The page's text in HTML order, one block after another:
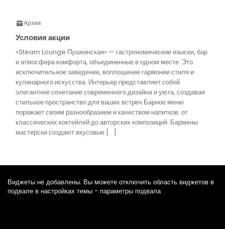
Архив
Условия акции
«Steam Lounge Пушкинская» — гастрономические изыски, бар
и атмосфера комфорта, объединенные в одном месте. Это
исключительное заведение, воплощение гармонии стиля и
кулинарного искусства. Интерьер представляет собой
элегантное сочетание современного дизайна и уюта, создавая
стильное пространство для ваших встреч.Барное меню
поражает своим разнообразием и качеством напитков: от
классических коктейлей до авторских композиций. Бармены
мастерски создают вкусовые […]
Виджеты не добавлены. Вы можете отключить область виджетов в
подвале в настройках темы - параметры подвала